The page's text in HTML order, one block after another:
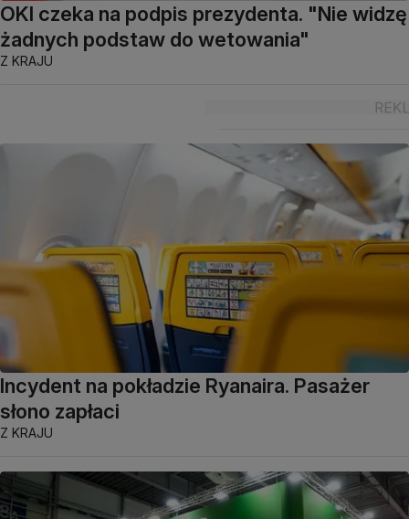
OKI czeka na podpis prezydenta. "Nie widzę
żadnych podstaw do wetowania"
Z KRAJU
Incydent na pokładzie Ryanaira. Pasażer
słono zapłaci
Z KRAJU